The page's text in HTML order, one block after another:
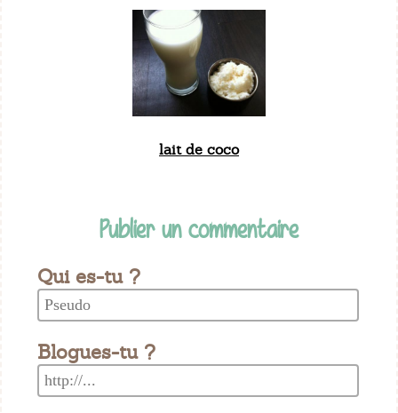
lait de coco
Publier un commentaire
Qui es-tu ?
Blogues-tu ?